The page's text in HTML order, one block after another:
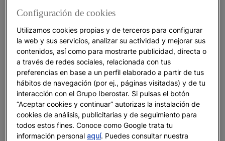
SOSTENIBILIDAD
Plantas en peligro de extinción
Ver más
Configuración de cookies
Utilizamos cookies propias y de terceros para configurar
la web y sus servicios, analizar su actividad y mejorar sus
contenidos, así como para mostrarte publicidad, directa o
a través de redes sociales, relacionada con tus
preferencias en base a un perfil elaborado a partir de tus
hábitos de navegación (por ej., páginas visitadas) y de tu
interacción con el Grupo Iberostar. Si pulsas el botón
“Aceptar cookies y continuar” autorizas la instalación de
cookies de análisis, publicitarias y de seguimiento para
todos estos fines. Conoce como Google trata tu
información personalaquí. Puedes consultar nuestra